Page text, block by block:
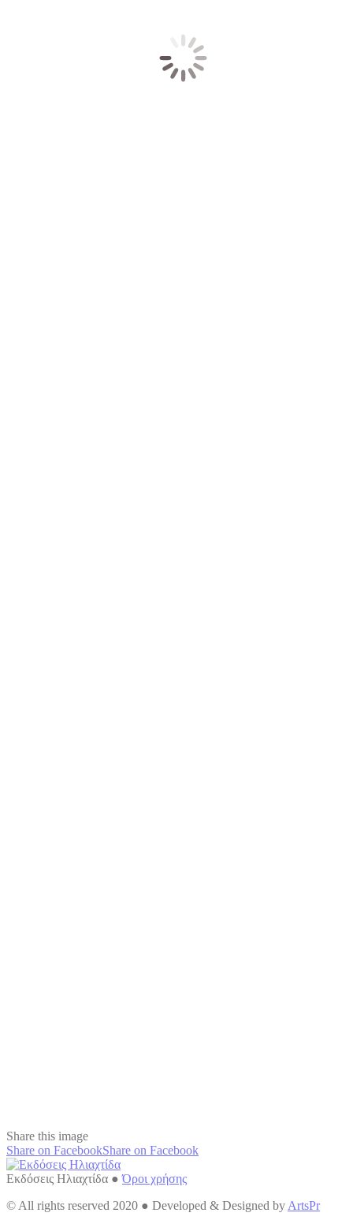
Share this image
Share on FacebookShare on Facebook
Εκδόσεις Ηλιαχτίδα ●Όροι χρήσης
© All rights reserved 2020 ● Developed & Designed by ArtsPr